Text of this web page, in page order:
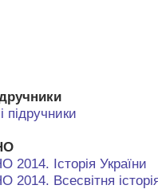
підручники
2014. Історія України
2014. Всесвітня